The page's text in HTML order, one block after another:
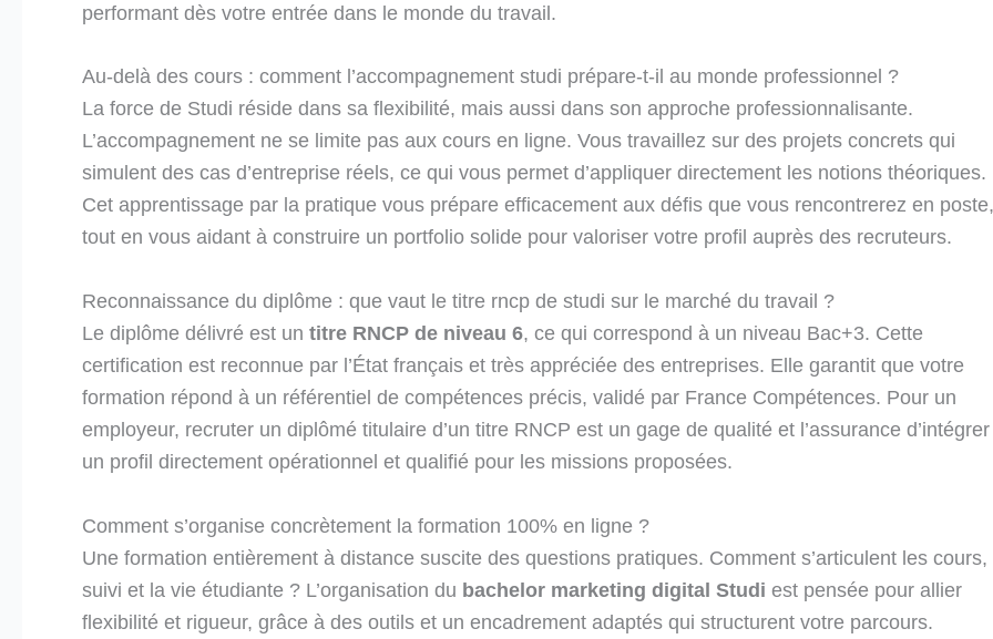
performant dès votre entrée dans le monde du travail.
Au-delà des cours : comment l’accompagnement studi prépare-t-il au monde professionnel ?
La force de Studi réside dans sa flexibilité, mais aussi dans son approche professionnalisante.
L’accompagnement ne se limite pas aux cours en ligne. Vous travaillez sur des projets concrets qui
simulent des cas d’entreprise réels, ce qui vous permet d’appliquer directement les notions théoriques.
Cet apprentissage par la pratique vous prépare efficacement aux défis que vous rencontrerez en poste,
tout en vous aidant à construire un portfolio solide pour valoriser votre profil auprès des recruteurs.
Reconnaissance du diplôme : que vaut le titre rncp de studi sur le marché du travail ?
Le diplôme délivré est un titre RNCP de niveau 6, ce qui correspond à un niveau Bac+3. Cette
certification est reconnue par l’État français et très appréciée des entreprises. Elle garantit que votre
formation répond à un référentiel de compétences précis, validé par France Compétences. Pour un
employeur, recruter un diplômé titulaire d’un titre RNCP est un gage de qualité et l’assurance d’intégrer
un profil directement opérationnel et qualifié pour les missions proposées.
Comment s’organise concrètement la formation 100% en ligne ?
Une formation entièrement à distance suscite des questions pratiques. Comment s’articulent les cours,
suivi et la vie étudiante ? L’organisation du bachelor marketing digital Studi est pensée pour allier
flexibilité et rigueur, grâce à des outils et un encadrement adaptés qui structurent votre parcours.